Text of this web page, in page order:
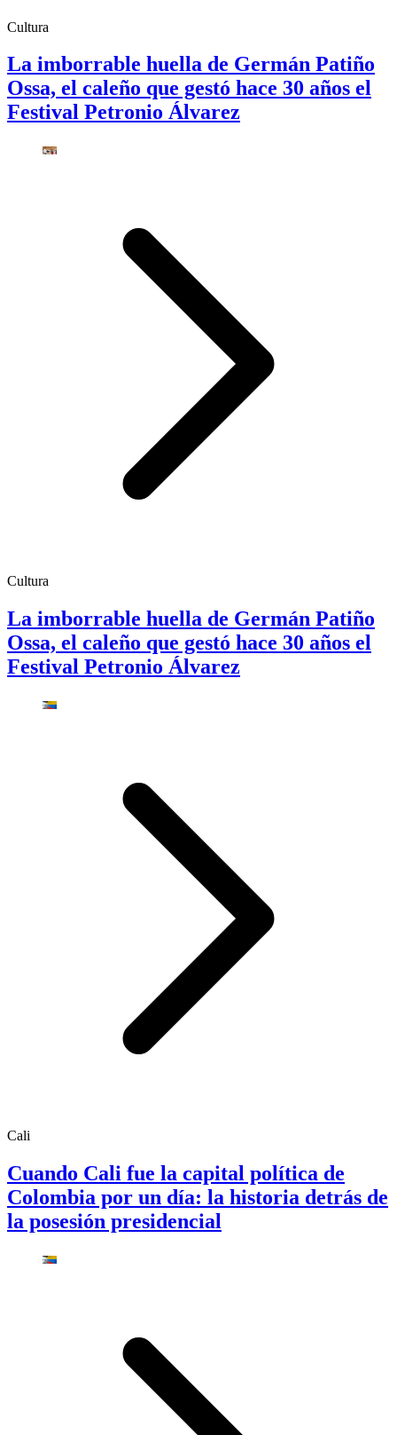
Cultura
La imborrable huella de Germán Patiño
Ossa, el caleño que gestó hace 30 años el
Festival Petronio Álvarez
Cultura
La imborrable huella de Germán Patiño
Ossa, el caleño que gestó hace 30 años el
Festival Petronio Álvarez
Cali
Cuando Cali fue la capital política de
Colombia por un día: la historia detrás de
la posesión presidencial